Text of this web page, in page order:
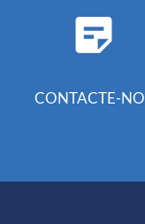
CONTACTE-